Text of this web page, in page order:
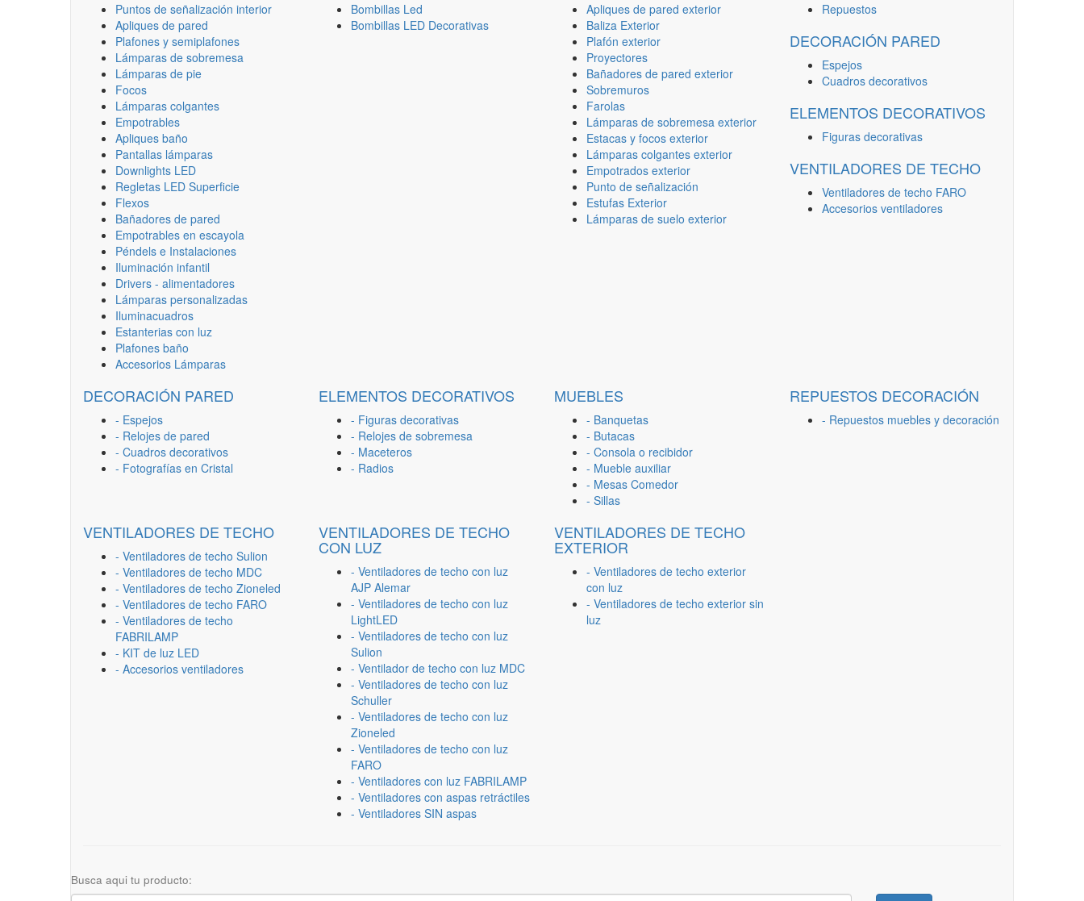
Puntos de señalización interior
Apliques de pared
Plafones y semiplafones
Lámparas de sobremesa
Lámparas de pie
Focos
Lámparas colgantes
Empotrables
Apliques baño
Pantallas lámparas
Downlights LED
Regletas LED Superficie
Flexos
Bañadores de pared
Empotrables en escayola
Péndels e Instalaciones
Iluminación infantil
Drivers - alimentadores
Lámparas personalizadas
Iluminacuadros
Estanterias con luz
Plafones baño
Accesorios Lámparas
Bombillas Led
Bombillas LED Decorativas
Apliques de pared exterior
Baliza Exterior
Plafón exterior
Proyectores
Bañadores de pared exterior
Sobremuros
Farolas
Lámparas de sobremesa exterior
Estacas y focos exterior
Lámparas colgantes exterior
Empotrados exterior
Punto de señalización
Estufas Exterior
Lámparas de suelo exterior
Repuestos
DECORACIÓN PARED
Espejos
Cuadros decorativos
ELEMENTOS DECORATIVOS
Figuras decorativas
VENTILADORES DE TECHO
Ventiladores de techo FARO
Accesorios ventiladores
DECORACIÓN PARED
- Espejos
- Relojes de pared
- Cuadros decorativos
- Fotografías en Cristal
ELEMENTOS DECORATIVOS
- Figuras decorativas
- Relojes de sobremesa
- Maceteros
- Radios
MUEBLES
- Banquetas
- Butacas
- Consola o recibidor
- Mueble auxiliar
- Mesas Comedor
- Sillas
REPUESTOS DECORACIÓN
- Repuestos muebles y decoración
VENTILADORES DE TECHO
- Ventiladores de techo Sulion
- Ventiladores de techo MDC
- Ventiladores de techo Zioneled
- Ventiladores de techo FARO
- Ventiladores de techo
FABRILAMP
- KIT de luz LED
- Accesorios ventiladores
VENTILADORES DE TECHO
CON LUZ
- Ventiladores de techo con luz
AJP Alemar
- Ventiladores de techo con luz
LightLED
- Ventiladores de techo con luz
Sulion
- Ventilador de techo con luz MDC
- Ventiladores de techo con luz
Schuller
- Ventiladores de techo con luz
Zioneled
- Ventiladores de techo con luz
FARO
- Ventiladores con luz FABRILAMP
- Ventiladores con aspas retráctiles
- Ventiladores SIN aspas
VENTILADORES DE TECHO
EXTERIOR
- Ventiladores de techo exterior
con luz
- Ventiladores de techo exterior sin
luz
Busca aqui tu producto: